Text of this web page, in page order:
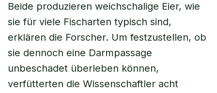
Beide produzieren weichschalige Eier, wie
sie für viele Fischarten typisch sind,
erklären die Forscher. Um festzustellen, ob
sie dennoch eine Darmpassage
unbeschadet überleben können,
verfütterten die Wissenschaftler acht